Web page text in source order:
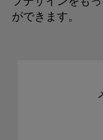
フデザインをも
ができます。